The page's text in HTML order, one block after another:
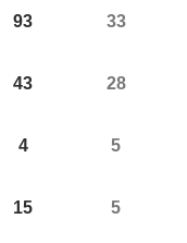
93 33
43 28
4 5
15 5